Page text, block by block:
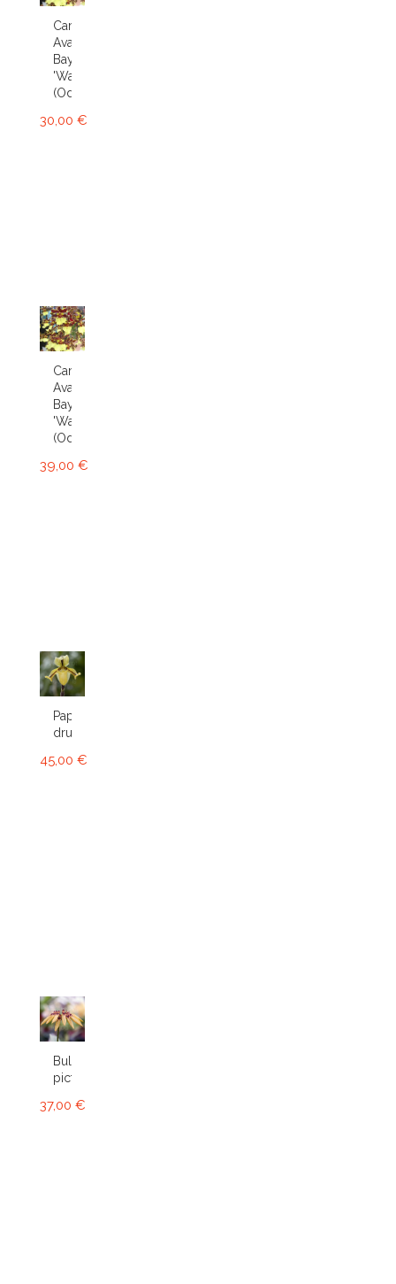
Cambria
Avalon
Bay
'Wasp'
(Odcdm.)
30,00 €
Cambria
Avalon
Bay
'Wasp'
(Odcdm.)
39,00 €
Paphiopedilum
druryi
45,00 €
Bulbophyllum
picturatum
37,00 €